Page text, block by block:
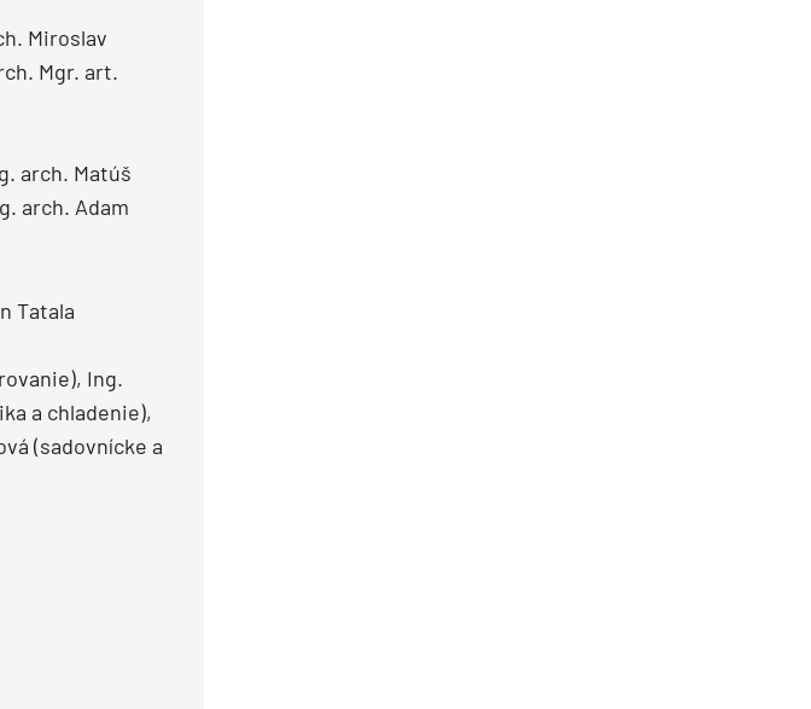
Miroslav
Mgr. art.
arch. Matúš
arch. Adam
Tatala
Ing.
a chladenie),
(sadovnícke a